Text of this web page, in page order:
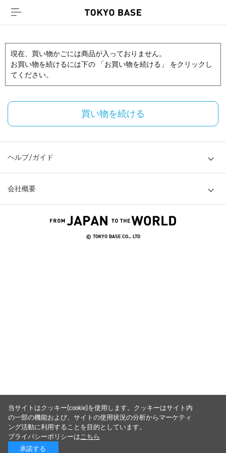
現在、買い物かごには商品が入っておりません。
お買い物を続けるには下の 「お買い物を続ける」 をクリックし
てください。
買い物を続ける
ヘルプ/ガイド
会社概要
© TOKYO BASE CO., LTD
当サイトはクッキー(cookie)を使用します。クッキーはサイト内
の一部の機能および、サイトの使用状況の分析からマーケティ
ング活動に利用することを目的としています。
プライバシーポリシーはこちら
承諾する